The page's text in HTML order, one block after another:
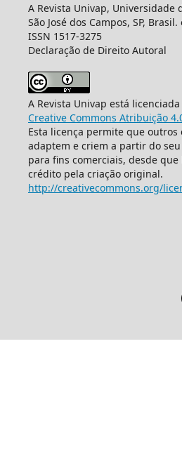
A Revista Univap, Universidade
São José dos Campos, SP,
ISSN 1517-3275
Declaração de Direito Autoral
A Revista Univap está
Creative Commons Atribuição
Esta licença permite que
adaptem e criem a partir do
para fins comerciais, desde
crédito pela criação original.
http://creativecommons.org/